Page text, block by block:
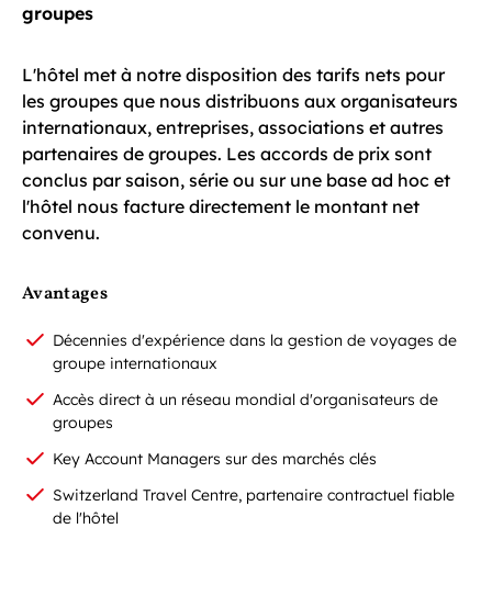
groupes
L'hôtel met à notre disposition des tarifs nets pour
les groupes que nous distribuons aux organisateurs
internationaux, entreprises, associations et autres
partenaires de groupes. Les accords de prix sont
conclus par saison, série ou sur une base ad hoc et
l'hôtel nous facture directement le montant net
convenu.
Avantages
Décennies d'expérience dans la gestion de voyages de
groupe internationaux
Accès direct à un réseau mondial d'organisateurs de
groupes
Key Account Managers sur des marchés clés
Switzerland Travel Centre, partenaire contractuel fiable
de l'hôtel